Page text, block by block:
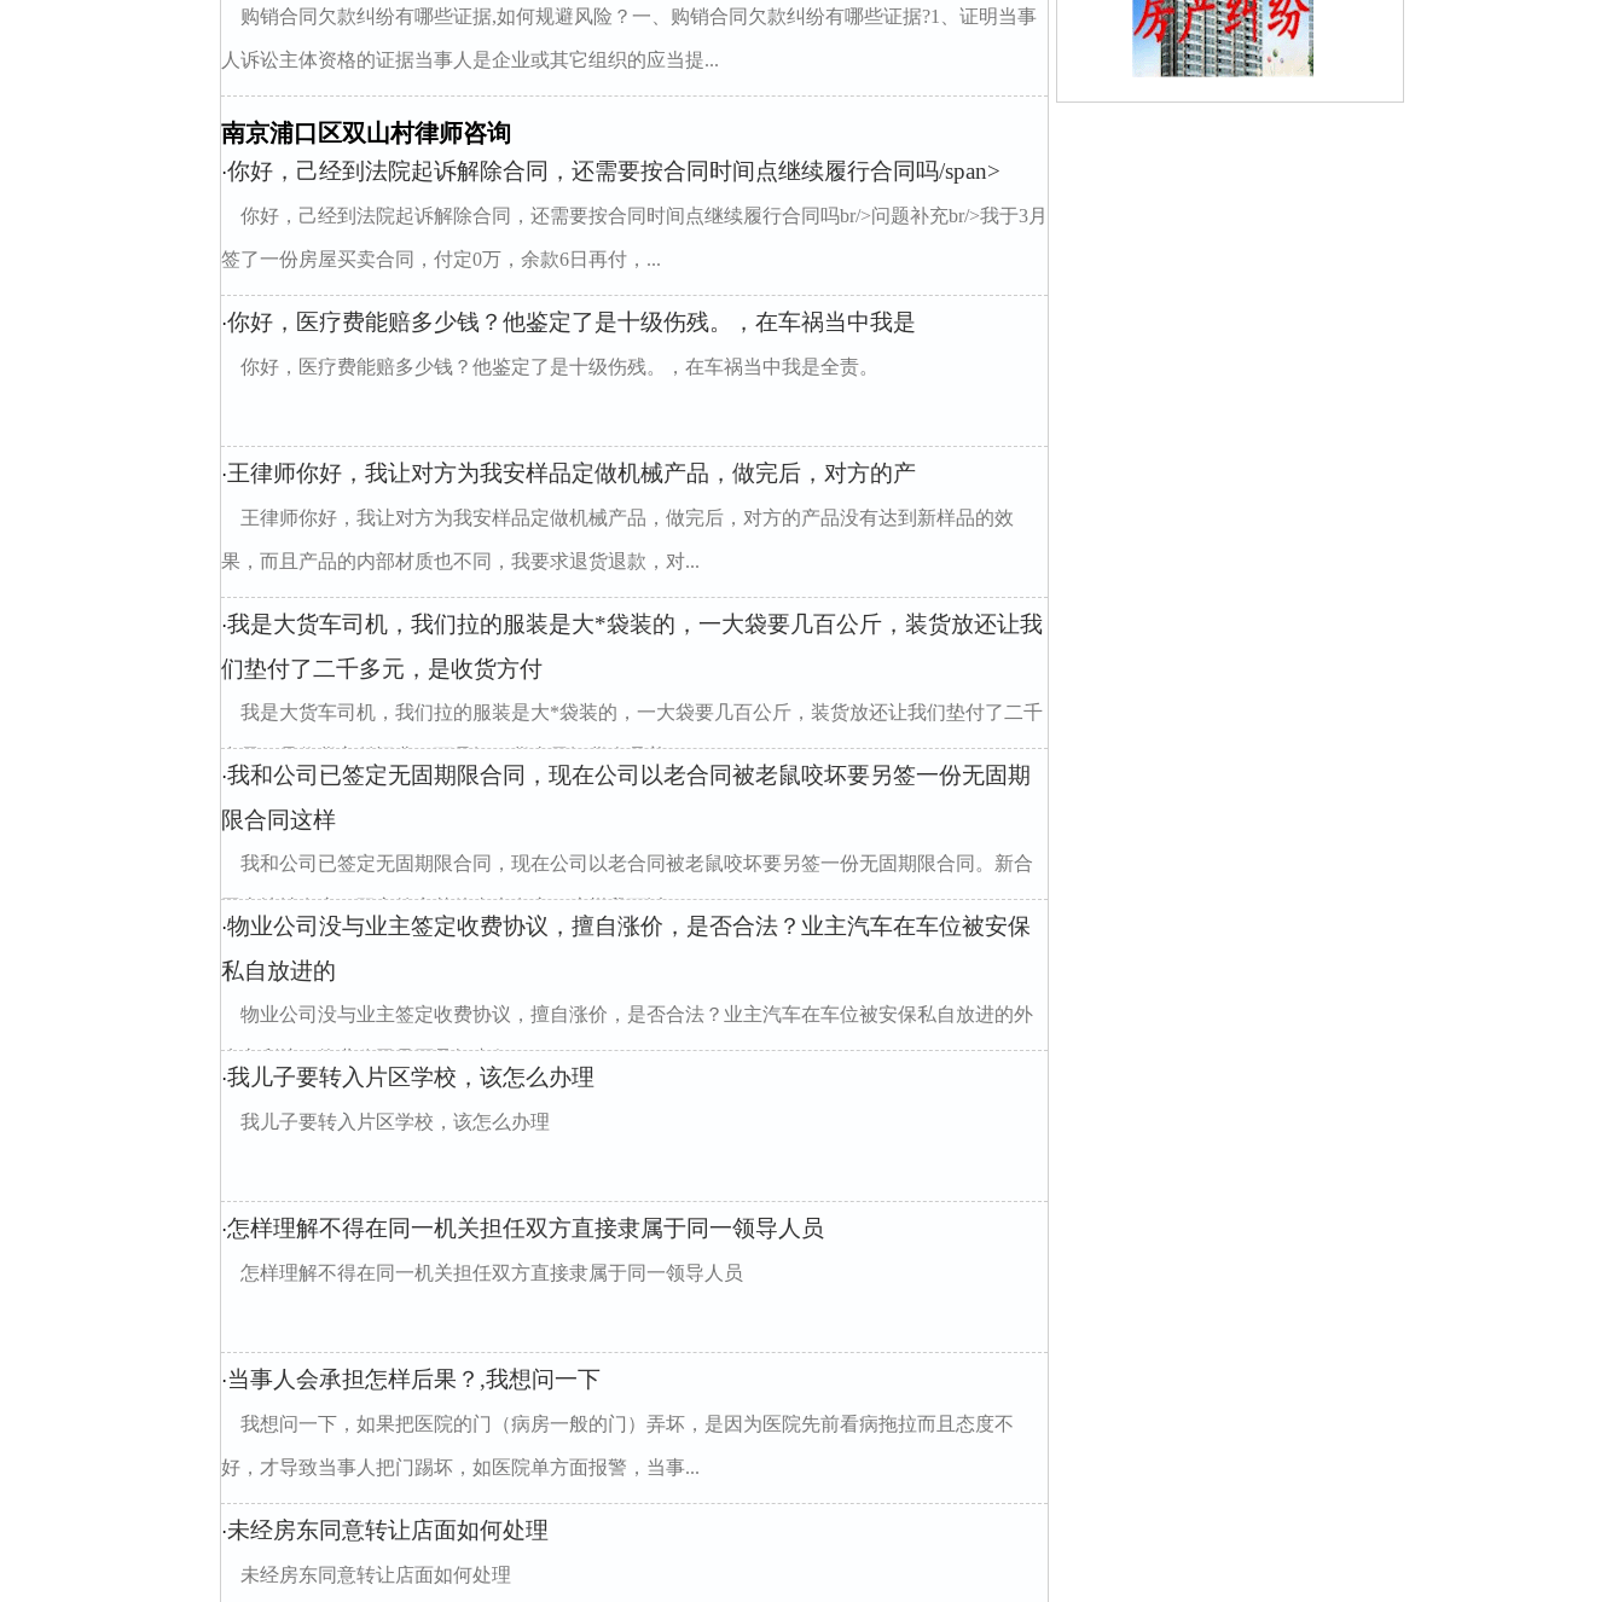
购销合同欠款纠纷有哪些证据,如何规避风险？一、购销合同欠款纠纷有哪些证据?1、证明当事
人诉讼主体资格的证据当事人是企业或其它组织的应当提...
南京浦口区双山村律师咨询
·你好，己经到法院起诉解除合同，还需要按合同时间点继续履行合同吗/span>
你好，己经到法院起诉解除合同，还需要按合同时间点继续履行合同吗br/>问题补充br/>我于3月
签了一份房屋买卖合同，付定0万，余款6日再付，...
·你好，医疗费能赔多少钱？他鉴定了是十级伤残。，在车祸当中我是
你好，医疗费能赔多少钱？他鉴定了是十级伤残。，在车祸当中我是全责。
·王律师你好，我让对方为我安样品定做机械产品，做完后，对方的产
王律师你好，我让对方为我安样品定做机械产品，做完后，对方的产品没有达到新样品的效
果，而且产品的内部材质也不同，我要求退货退款，对...
·我是大货车司机，我们拉的服装是大*袋装的，一大袋要几百公斤，装货放还让我
们垫付了二千多元，是收货方付
我是大货车司机，我们拉的服装是大*袋装的，一大袋要几百公斤，装货放还让我们垫付了二千
多元，是收货方付运费！可是卸了货当天卸货人员着...
·我和公司已签定无固期限合同，现在公司以老合同被老鼠咬坏要另签一份无固期
限合同这样
我和公司已签定无固期限合同，现在公司以老合同被老鼠咬坏要另签一份无固期限合同。新合
同上地址有变，双方约定其他事也有变，这样我可以...
·物业公司没与业主签定收费协议，擅自涨价，是否合法？业主汽车在车位被安保
私自放进的
物业公司没与业主签定收费协议，擅自涨价，是否合法？业主汽车在车位被安保私自放进的外
来车刮擦，物业公司是否承担责任divclass="w990ma...
·我儿子要转入片区学校，该怎么办理
我儿子要转入片区学校，该怎么办理
·怎样理解不得在同一机关担任双方直接隶属于同一领导人员
怎样理解不得在同一机关担任双方直接隶属于同一领导人员
·当事人会承担怎样后果？,我想问一下
我想问一下，如果把医院的门（病房一般的门）弄坏，是因为医院先前看病拖拉而且态度不
好，才导致当事人把门踢坏，如医院单方面报警，当事...
·未经房东同意转让店面如何处理
未经房东同意转让店面如何处理
人民桥婚姻家庭律师 石佛婚姻家庭律师 津